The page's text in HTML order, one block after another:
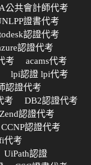
公共會計師代考
證書代考
認證代考
認證代考
考
acams代考
lpi認證 lpi代考
認證代考
考
DB2認證代考
Zend認證代考
CCNP認證代考
代考
UiPath認證